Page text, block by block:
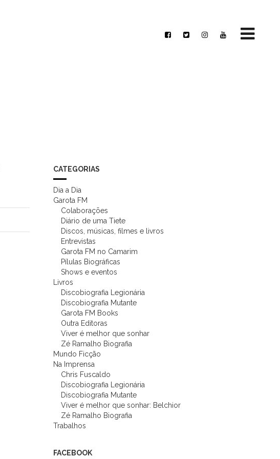
CATEGORIAS
Dia a Dia
Garota FM
Colaborações
Diário de uma Tiete
Discos, músicas, filmes e livros
Entrevistas
Garota FM no Camarim
Pílulas Biográficas
Shows e eventos
Livros
Discobiografia Legionária
Discobiografia Mutante
Garota FM Books
Outra Editoras
Viver é melhor que sonhar
Zé Ramalho Biografia
Mundo Ficção
Na Imprensa
Chris Fuscaldo
Discobiografia Legionária
Discobiografia Mutante
Viver é melhor que sonhar: Belchior
Zé Ramalho Biografia
Trabalhos
FACEBOOK